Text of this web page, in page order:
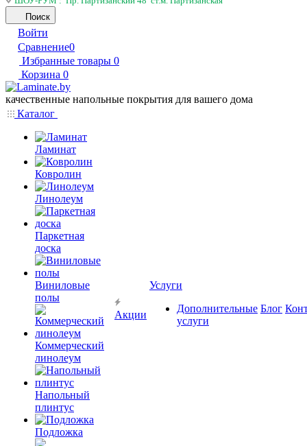
Поиск
Войти
Сравнение0
Избранные товары 0
Корзина 0
качественные напольные покрытия для вашего дома
Каталог
Ламинат
Ковролин
Линолеум
Паркетная
доска
Виниловые
полы
Коммерческий
линолеум
Напольный
плинтус
Подложка
Акции
Услуги
Дополнительные
услуги
Блог